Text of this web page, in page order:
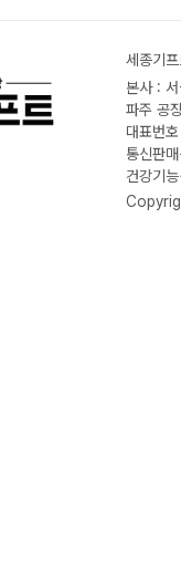
세종기
본사 :
파주 공
대표번
통신판
건강기